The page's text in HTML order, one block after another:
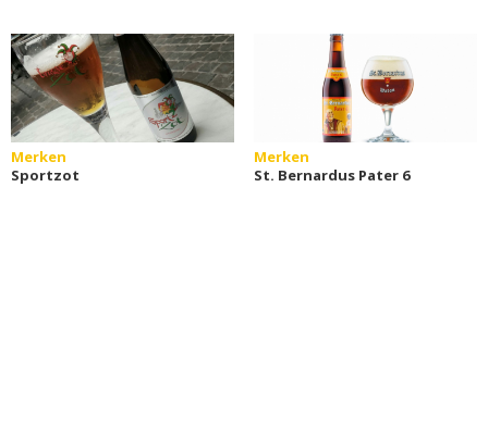
Merken
Sportzot
Merken
St. Bernardus Pater 6